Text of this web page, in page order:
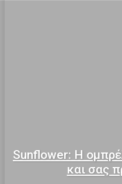
Sunflower: Η
και σας